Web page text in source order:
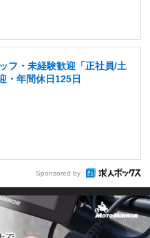
フ・未経験歓迎「正社員/土
・年間休日125日
Sponsored by